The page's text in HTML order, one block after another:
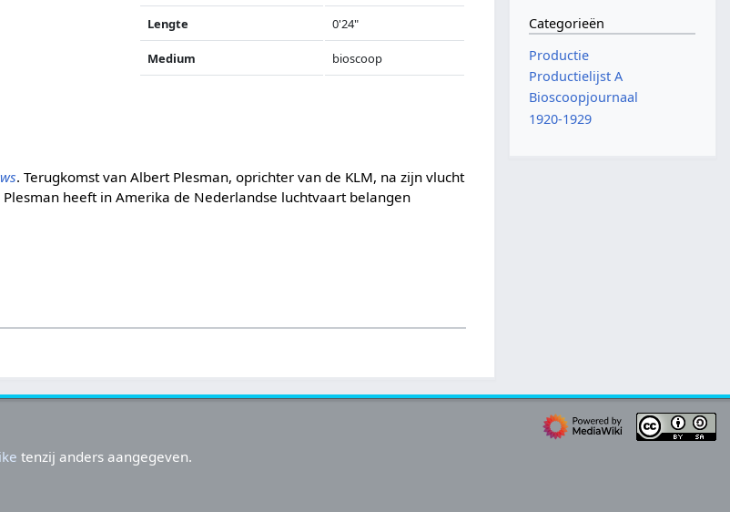
Lengte 0'24"
Medium bioscoop
. Terugkomst van Albert Plesman, oprichter van de KLM, na zijn vlucht
heeft in Amerika de Nederlandse luchtvaart belangen
Categorieën
Productie
Productielijst A
Bioscoopjournaal
1920-1929
tenzij anders aangegeven.